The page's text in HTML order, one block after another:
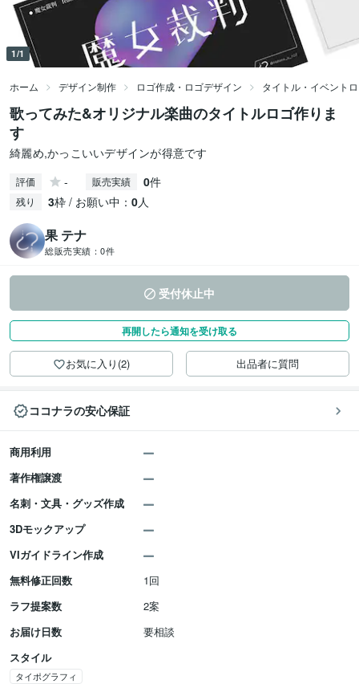
1/1
ホーム デザイン制作 ロゴ作成・ロゴデザイン タイトル・イベント
歌ってみた&オリジナル楽曲のタイトルロゴ作りま
す
綺麗め,かっこいいデザインが得意です
評価 - 販売実績 0件
残り 3枠 / お願い中： 0人
果 テナ
総販売実績： 0件
受付休止中
再開したら通知を受け取る
お気に入り(2) 出品者に質問
ココナラの安心保証
商用利用
著作権譲渡
名刺・文具・グッズ作成
3Dモックアップ
VIガイドライン作成
無料修正回数
1回
ラフ提案数
2案
お届け日数
要相談
スタイル
タイポグラフィ